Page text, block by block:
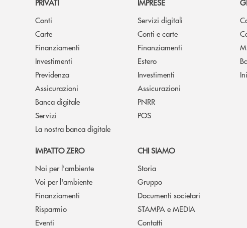
PRIVATI
Conti
Carte
Finanziamenti
Investimenti
Previdenza
Assicurazioni
Banca digitale
Servizi
La nostra banca digitale
IMPRESE
Servizi digitali
Conti e carte
Finanziamenti
Estero
Investimenti
Assicurazioni
PNRR
POS
IMPATTO ZERO
Noi per l'ambiente
Voi per l'ambiente
Finanziamenti
Risparmio
Eventi
CHI SIAMO
Storia
Gruppo
Documenti societari
STAMPA e MEDIA
Contatti